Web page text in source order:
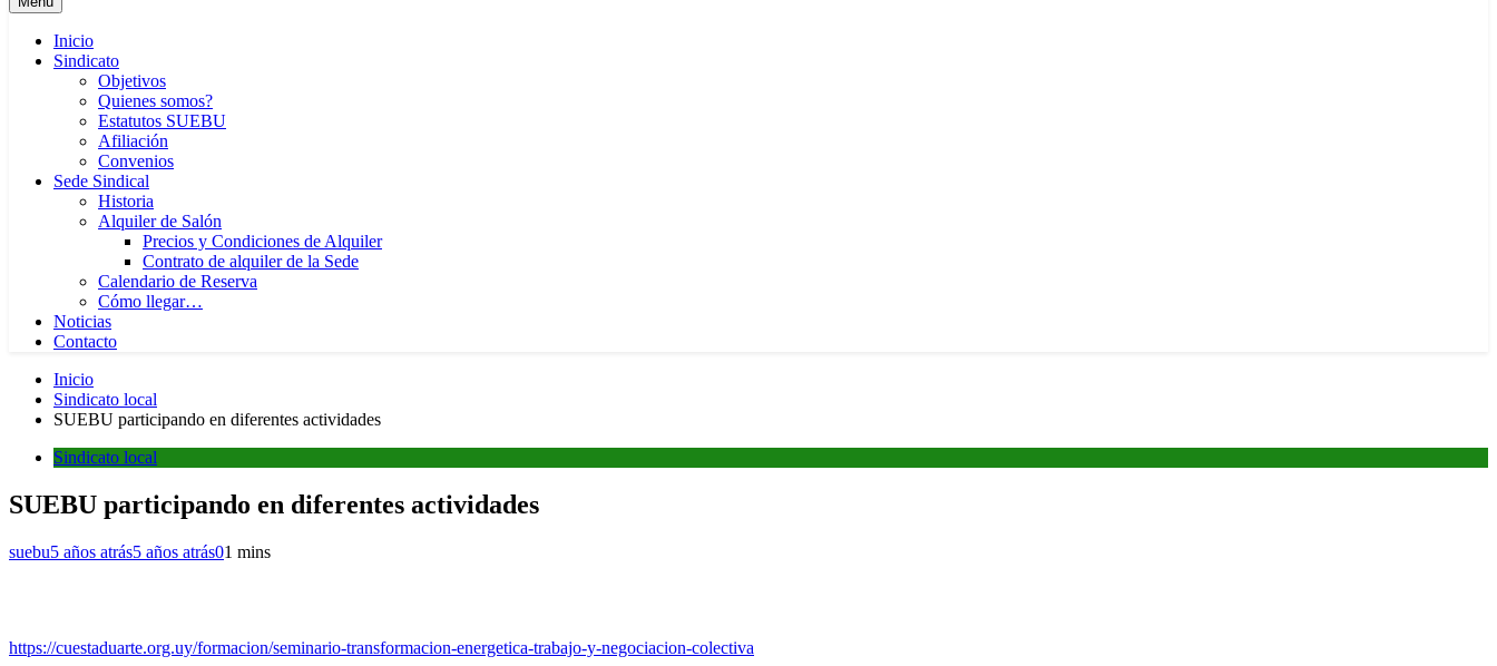
Inicio
Sindicato
Objetivos
Quienes somos?
Estatutos SUEBU
Afiliación
Convenios
Sede Sindical
Historia
Alquiler de Salón
Precios y Condiciones de Alquiler
Contrato de alquiler de la Sede
Calendario de Reserva
Cómo llegar…
Noticias
Contacto
Inicio
Sindicato local
SUEBU participando en diferentes actividades
Sindicato local
SUEBU participando en diferentes actividades
suebu5 años atrás5 años atrás01 mins
https://cuestaduarte.org.uy/formacion/seminario-transformacion-energetica-trabajo-y-negociacion-colectiva